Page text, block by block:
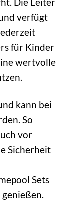
verfügt
für Kinder
wertvolle
kann bei
So
vor
Sicherheit
Sets